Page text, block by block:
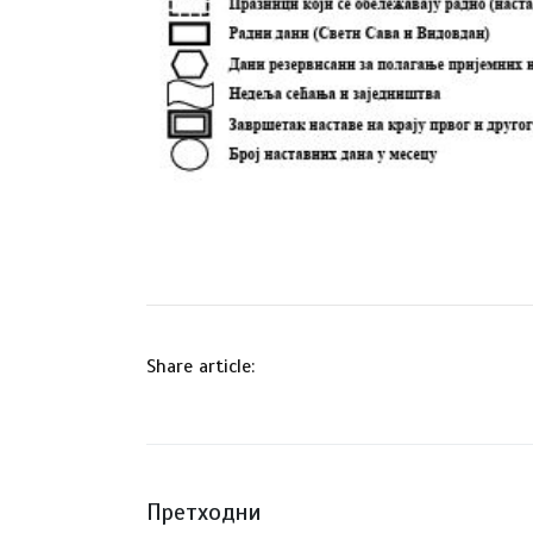
Share article:
Претходни